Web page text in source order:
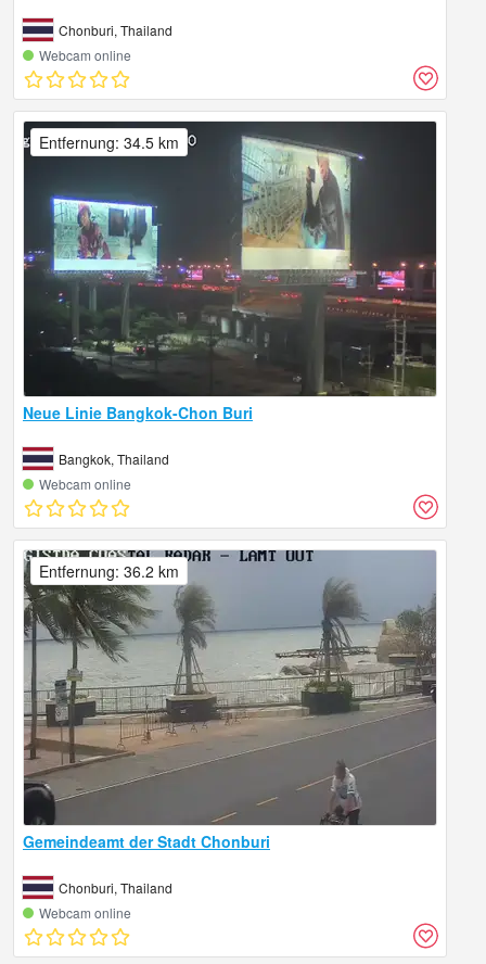
Chonburi, Thailand
Webcam online
Neue Linie Bangkok-Chon Buri
Bangkok, Thailand
Webcam online
Entfernung: 34.5 km
Gemeindeamt der Stadt Chonburi
Chonburi, Thailand
Webcam online
Entfernung: 36.2 km